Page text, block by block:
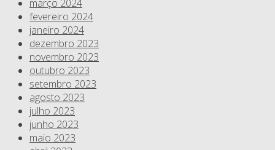
março 2024
fevereiro 2024
janeiro 2024
dezembro 2023
novembro 2023
outubro 2023
setembro 2023
agosto 2023
julho 2023
junho 2023
maio 2023